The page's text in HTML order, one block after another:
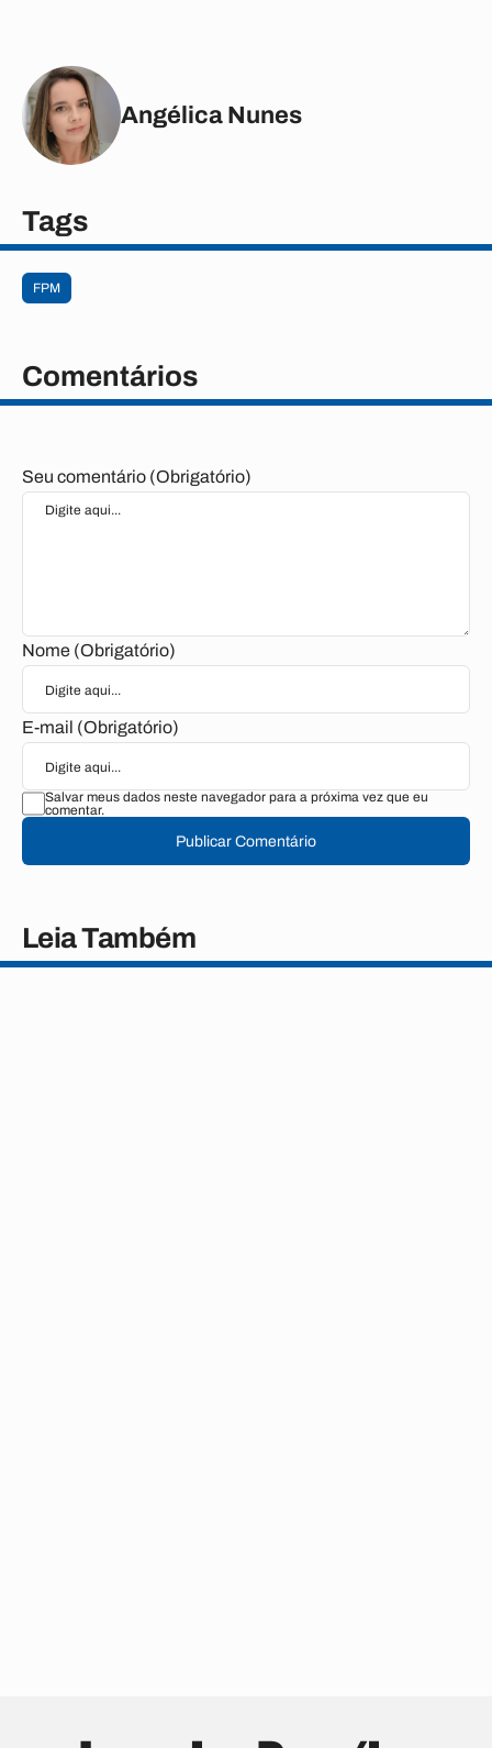
Angélica Nunes
Tags
FPM
Comentários
Seu comentário (Obrigatório)
Nome (Obrigatório)
E-mail (Obrigatório)
Salvar meus dados neste navegador para a próxima vez que eu
comentar.
Publicar Comentário
Leia Também